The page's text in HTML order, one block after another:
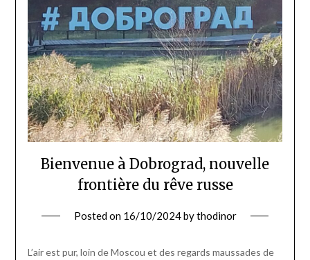
Bienvenue à Dobrograd, nouvelle
frontière du rêve russe
Posted on 16/10/2024bythodinor
L’air est pur, loin de Moscou et des regards maussades de